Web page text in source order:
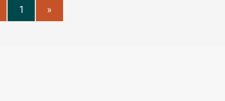
1 »